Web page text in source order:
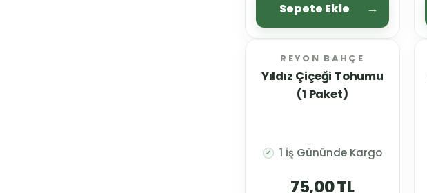
Sepete Ekle
REYON BAHÇE
Yıldız Çiçeği Tohumu
(1 Paket)
✓ 1 İş Gününde Kargo
75,00 TL